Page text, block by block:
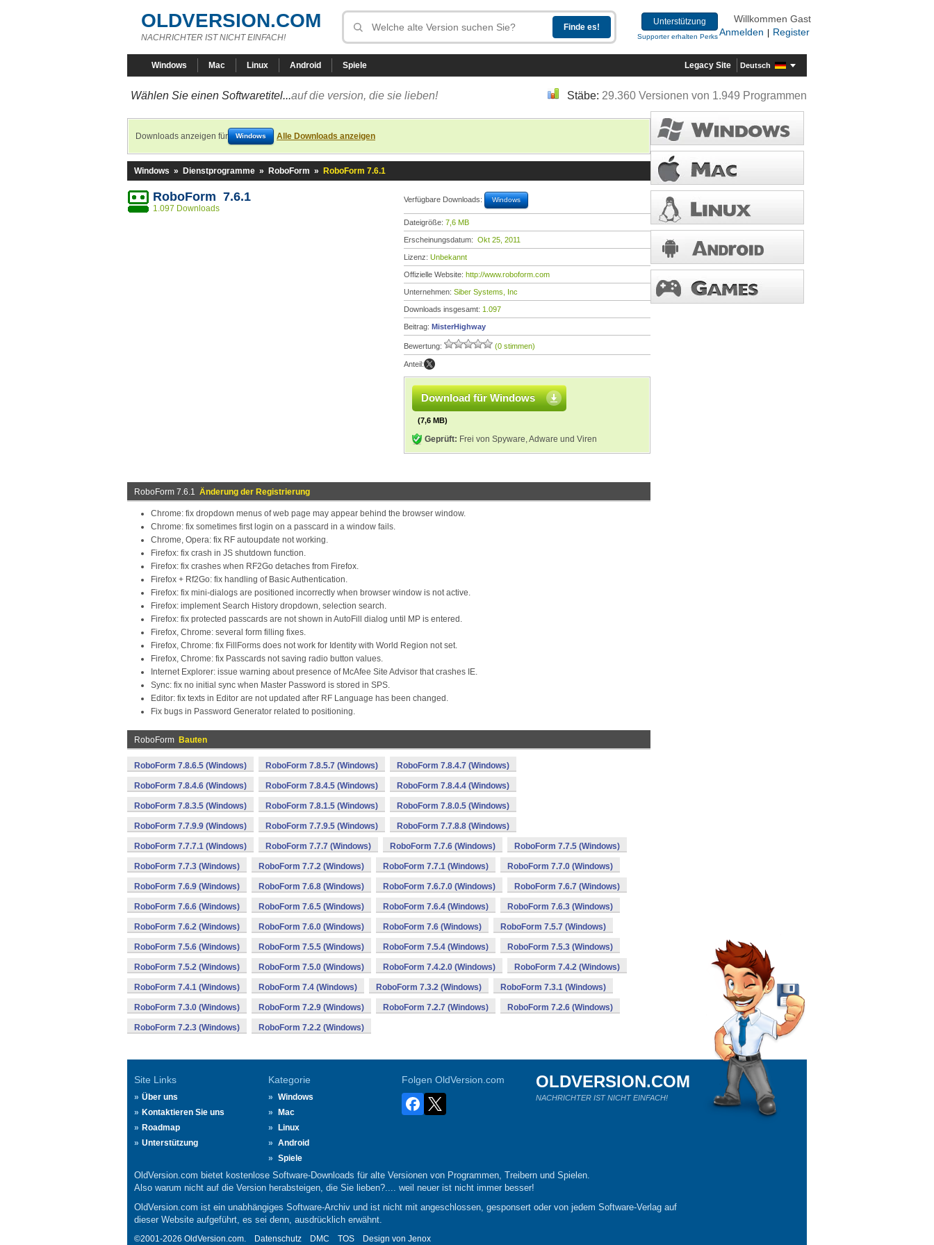
OLDVERSION.COM
NACHRICHTER IST NICHT EINFACH!
Unterstützung
Supporter erhalten Perks
Willkommen Gast
Anmelden
Register
Windows Mac Linux Android Spiele Legacy Site Deutsch
Wählen Sie einen Softwaretitel...auf die version, die sie lieben! Stäbe: 29.360 Versionen von 1.949 Programmen
Downloads anzeigen für Windows Alle Downloads anzeigen
Windows » Dienstprogramme » RoboForm » RoboForm 7.6.1
RoboForm 7.6.1
1.097 Downloads
Verfügbare Downloads: Windows
Dateigröße: 7,6 MB
Erscheinungsdatum: Okt 25, 2011
Lizenz: Unbekannt
Offizielle Website: http://www.roboform.com
Unternehmen: Siber Systems, Inc
Downloads insgesamt: 1.097
Beitrag: MisterHighway
Bewertung: (0 stimmen)
Anteil:
Download für Windows
(7,6 MB)
Geprüft: Frei von Spyware, Adware und Viren
RoboForm 7.6.1 Änderung der Registrierung
Chrome: fix dropdown menus of web page may appear behind the browser window.
Chrome: fix sometimes first login on a passcard in a window fails.
Chrome, Opera: fix RF autoupdate not working.
Firefox: fix crash in JS shutdown function.
Firefox: fix crashes when RF2Go detaches from Firefox.
Firefox + Rf2Go: fix handling of Basic Authentication.
Firefox: fix mini-dialogs are positioned incorrectly when browser window is not active.
Firefox: implement Search History dropdown, selection search.
Firefox: fix protected passcards are not shown in AutoFill dialog until MP is entered.
Firefox, Chrome: several form filling fixes.
Firefox, Chrome: fix FillForms does not work for Identity with World Region not set.
Firefox, Chrome: fix Passcards not saving radio button values.
Internet Explorer: issue warning about presence of McAfee Site Advisor that crashes IE.
Sync: fix no initial sync when Master Password is stored in SPS.
Editor: fix texts in Editor are not updated after RF Language has been changed.
Fix bugs in Password Generator related to positioning.
RoboForm Bauten
RoboForm 7.8.6.5 (Windows) RoboForm 7.8.5.7 (Windows) RoboForm 7.8.4.7 (Windows)
RoboForm 7.8.4.6 (Windows) RoboForm 7.8.4.5 (Windows) RoboForm 7.8.4.4 (Windows)
RoboForm 7.8.3.5 (Windows) RoboForm 7.8.1.5 (Windows) RoboForm 7.8.0.5 (Windows)
RoboForm 7.7.9.9 (Windows) RoboForm 7.7.9.5 (Windows) RoboForm 7.7.8.8 (Windows)
RoboForm 7.7.7.1 (Windows) RoboForm 7.7.7 (Windows) RoboForm 7.7.6 (Windows) RoboForm 7.7.5 (Windows)
RoboForm 7.7.3 (Windows) RoboForm 7.7.2 (Windows) RoboForm 7.7.1 (Windows) RoboForm 7.7.0 (Windows)
RoboForm 7.6.9 (Windows) RoboForm 7.6.8 (Windows) RoboForm 7.6.7.0 (Windows) RoboForm 7.6.7 (Windows)
RoboForm 7.6.6 (Windows) RoboForm 7.6.5 (Windows) RoboForm 7.6.4 (Windows) RoboForm 7.6.3 (Windows)
RoboForm 7.6.2 (Windows) RoboForm 7.6.0 (Windows) RoboForm 7.6 (Windows) RoboForm 7.5.7 (Windows)
RoboForm 7.5.6 (Windows) RoboForm 7.5.5 (Windows) RoboForm 7.5.4 (Windows) RoboForm 7.5.3 (Windows)
RoboForm 7.5.2 (Windows) RoboForm 7.5.0 (Windows) RoboForm 7.4.2.0 (Windows) RoboForm 7.4.2 (Windows)
RoboForm 7.4.1 (Windows) RoboForm 7.4 (Windows) RoboForm 7.3.2 (Windows) RoboForm 7.3.1 (Windows)
RoboForm 7.3.0 (Windows) RoboForm 7.2.9 (Windows) RoboForm 7.2.7 (Windows) RoboForm 7.2.6 (Windows)
RoboForm 7.2.3 (Windows) RoboForm 7.2.2 (Windows)
Site Links
Über uns
Kontaktieren Sie uns
Roadmap
Unterstützung
Kategorie
Windows
Mac
Linux
Android
Spiele
Folgen OldVersion.com OLDVERSION.COM
NACHRICHTER IST NICHT EINFACH!
OldVersion.com bietet kostenlose Software-Downloads für alte Versionen von Programmen, Treibern und Spielen.
Also warum nicht auf die Version herabsteigen, die Sie lieben?.... weil neuer ist nicht immer besser!
OldVersion.com ist ein unabhängiges Software-Archiv und ist nicht mit angeschlossen, gesponsert oder von jedem Software-Verlag auf
dieser Website aufgeführt, es sei denn, ausdrücklich erwähnt.
©2001-2026 OldVersion.com. Datenschutz DMC TOS Design von Jenox